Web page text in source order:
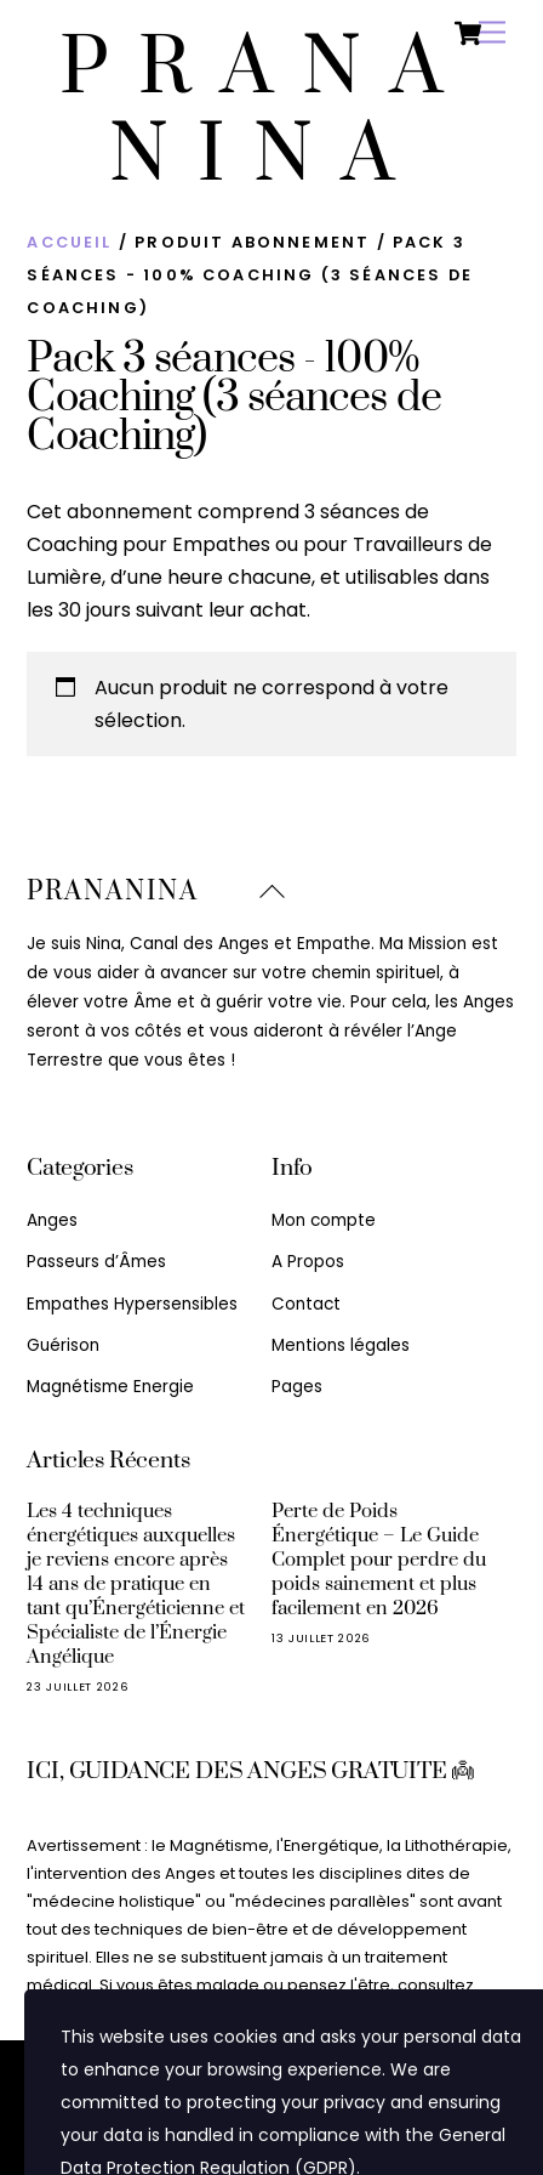
PRANA
NINA
ACCUEIL / PRODUIT ABONNEMENT / PACK 3
SÉANCES - 100% COACHING (3 SÉANCES DE
COACHING)
Pack 3 séances - 100%
Coaching (3 séances de
Coaching)
Cet abonnement comprend 3 séances de
Coaching pour Empathes ou pour Travailleurs de
Lumière, d’une heure chacune, et utilisables dans
les 30 jours suivant leur achat.
Aucun produit ne correspond à votre
sélection.
Back
Top
PRANANINA
Je suis Nina, Canal des Anges et Empathe. Ma Mission est
de vous aider à avancer sur votre chemin spirituel, à
élever votre Âme et à guérir votre vie. Pour cela, les Anges
seront à vos côtés et vous aideront à révéler l’Ange
Terrestre que vous êtes !
Categories
Anges
Passeurs d’Âmes
Empathes Hypersensibles
Guérison
Magnétisme Energie
Info
Mon compte
A Propos
Contact
Mentions légales
Pages
Articles Récents
Les 4 techniques
énergétiques auxquelles
je reviens encore après
14 ans de pratique en
tant qu’Énergéticienne et
Spécialiste de l’Énergie
Angélique
23 JUILLET 2026
Perte de Poids
Énergétique – Le Guide
Complet pour perdre du
poids sainement et plus
facilement en 2026
13 JUILLET 2026
ICI, GUIDANCE DES ANGES GRATUITE 👼
Avertissement : le Magnétisme, l'Energétique, la Lithothérapie,
l'intervention des Anges et toutes les disciplines dites de
"médecine holistique" ou "médecines parallèles" sont avant
tout des techniques de bien-être et de développement
spirituel. Elles ne se substituent jamais à un traitement
médical. Si vous êtes malade ou pensez l'être, consultez
sans l'avis de votre médecin. Les informations contenues
dans ce site vous sont délivrées à but purement informatif et
d'éveil. Ne croyez pas sur parole tout ce que vous lisez sur
Internet ! Faites-en bon usage et faites toujours preuve de
prudence, de discernement et d'esprit critique. Vous êtes
This website uses cookies and asks your personal data
to enhance your browsing experience. We are
committed to protecting your privacy and ensuring
your data is handled in compliance with the General
Data Protection Regulation (GDPR).
Nous utilisons des cookies pour vous proposer du contenu
adapté à vos centres d'intérêt et pour réaliser des statistiques
de visite. Certaines parties du sites (notamment la zone "Mon
Compte") pourront ne pas fonctionner si vous ne les acceptez
pas.